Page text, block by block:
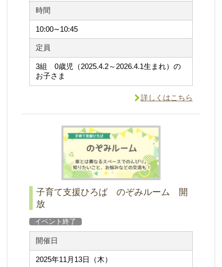
時間
10:00∼10:45
定員
3組 0歳児（2025.4.2～2026.4.1生まれ）の
お子さま
詳しくはこちら
子育て支援ひろば のぞみルーム 開
放
イベント終了
開催日
2025年11月13日（木）